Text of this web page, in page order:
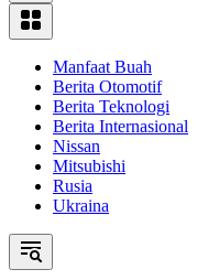
Manfaat Buah
Berita Otomotif
Berita Teknologi
Berita Internasional
Nissan
Mitsubishi
Rusia
Ukraina